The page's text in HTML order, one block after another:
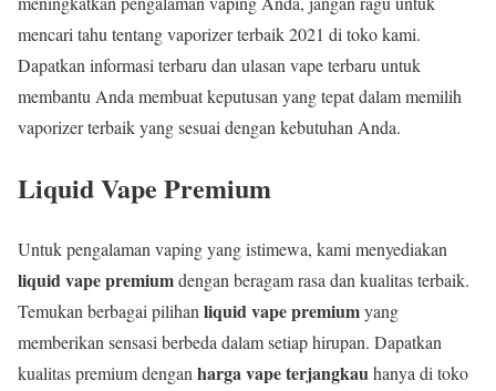
mencari tahu tentang vaporizer terbaik 2021 di toko kami.
Dapatkan informasi terbaru dan ulasan vape terbaru untuk
membantu Anda membuat keputusan yang tepat dalam memilih
vaporizer terbaik yang sesuai dengan kebutuhan Anda.
Liquid Vape Premium
Untuk pengalaman vaping yang istimewa, kami menyediakan
liquid vape premiumdengan beragam rasa dan kualitas terbaik.
Temukan berbagai pilihan liquid vape premiumyang
memberikan sensasi berbeda dalam setiap hirupan. Dapatkan
kualitas premium dengan harga vape terjangkauhanya di toko